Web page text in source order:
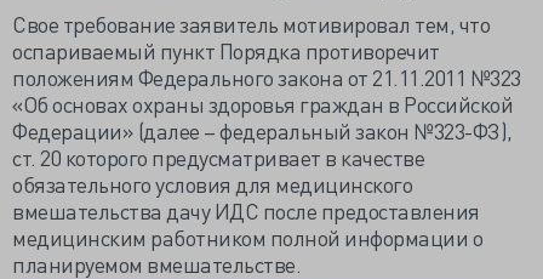
Свое требование заявитель мотивировал тем, что
оспариваемый пункт Порядка противоречит
положениям Федерального закона от 21.11.2011 №323
«Об основах охраны здоровья граждан в Российской
Федерации» (далее – федеральный закон №323-ФЗ),
ст. 20 которого предусматривает в качестве
обязательного условия для медицинского
вмешательства дачу ИДС после предоставления
медицинским работником полной информации о
планируемом вмешательстве.